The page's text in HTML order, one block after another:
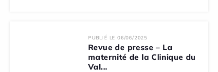
PUBLIÉ LE 06/06/2025
Revue de presse – La
maternité de la Clinique du
Val...